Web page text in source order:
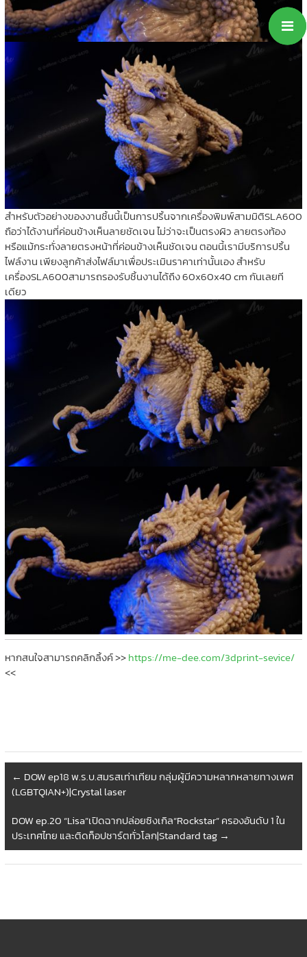
สำหรับตัวอย่างของงานชิ้นนี้เป็นการปริ้นจากเครื่องพิมพ์สามมิติSLA600
ถือว่าได้งานที่ค่อนข้างเห็นลายชัดเจน ไม่ว่าจะเป็นตรงผิว ลายตรงท้อง
หรือแม้กระทั่งลายตรงหน้าที่ค่อนข้างเห็นชัดเจน ตอนนี้เรามีบริการปริ้น
ไฟล์งาน เพียงลูกค้าส่งไฟล์มาเพื่อประเมินราคาเท่านั้นเอง สำหรับ
เครื่องSLA600สามารถรองรับชิ้นงานได้ถึง 60x60x40 cm กันเลยที
เดียว
หากสนใจสามารถคลิกลิ้งค์ >>https://me-dee.com/3dprint-sevice/
<<
← DOW ep18 พ.ร.บ.สมรสเท่าเทียม กลุ่มผู้มีความหลากหลายทางเพศ
(LGBTQIAN+)|Crystal laser
DOW ep.20 “Lisa”เปิดฉากปล่อยซิงเกิล“Rockstar” ครองอันดับ 1 ใน
ประเทศไทย และติดท็อปชาร์ตทั่วโลก|Standard tag →